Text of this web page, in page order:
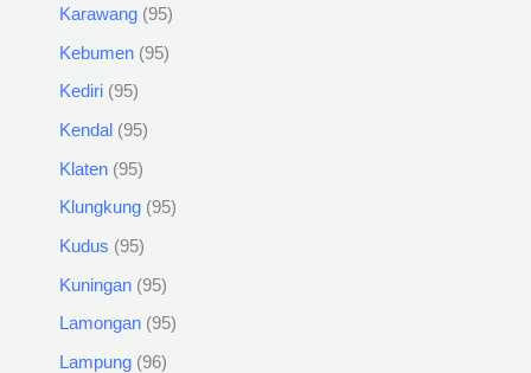
Karawang 95
Kebumen 95
Kediri 95
Kendal 95
Klaten 95
Klungkung 95
Kudus 95
Kuningan 95
Lamongan 95
Lampung 96